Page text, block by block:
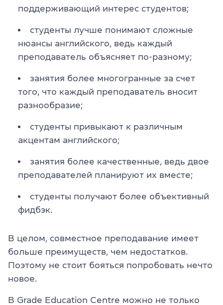
поддерживающий интерес студентов;
студенты лучше понимают сложные
нюансы английского, ведь каждый
преподаватель объясняет по-разному;
занятия более многогранные за счет
того, что каждый преподаватель вносит
разнообразие;
студенты привыкают к различным
акцентам английского;
занятия более качественные, ведь двое
преподавателей планируют их вместе;
студенты получают более объективный
фидбэк.
В целом, совместное преподавание имеет
больше преимуществ, чем недостатков.
Поэтому не стоит бояться попробовать нечто
новое.
В Grade Education Centre можно не только